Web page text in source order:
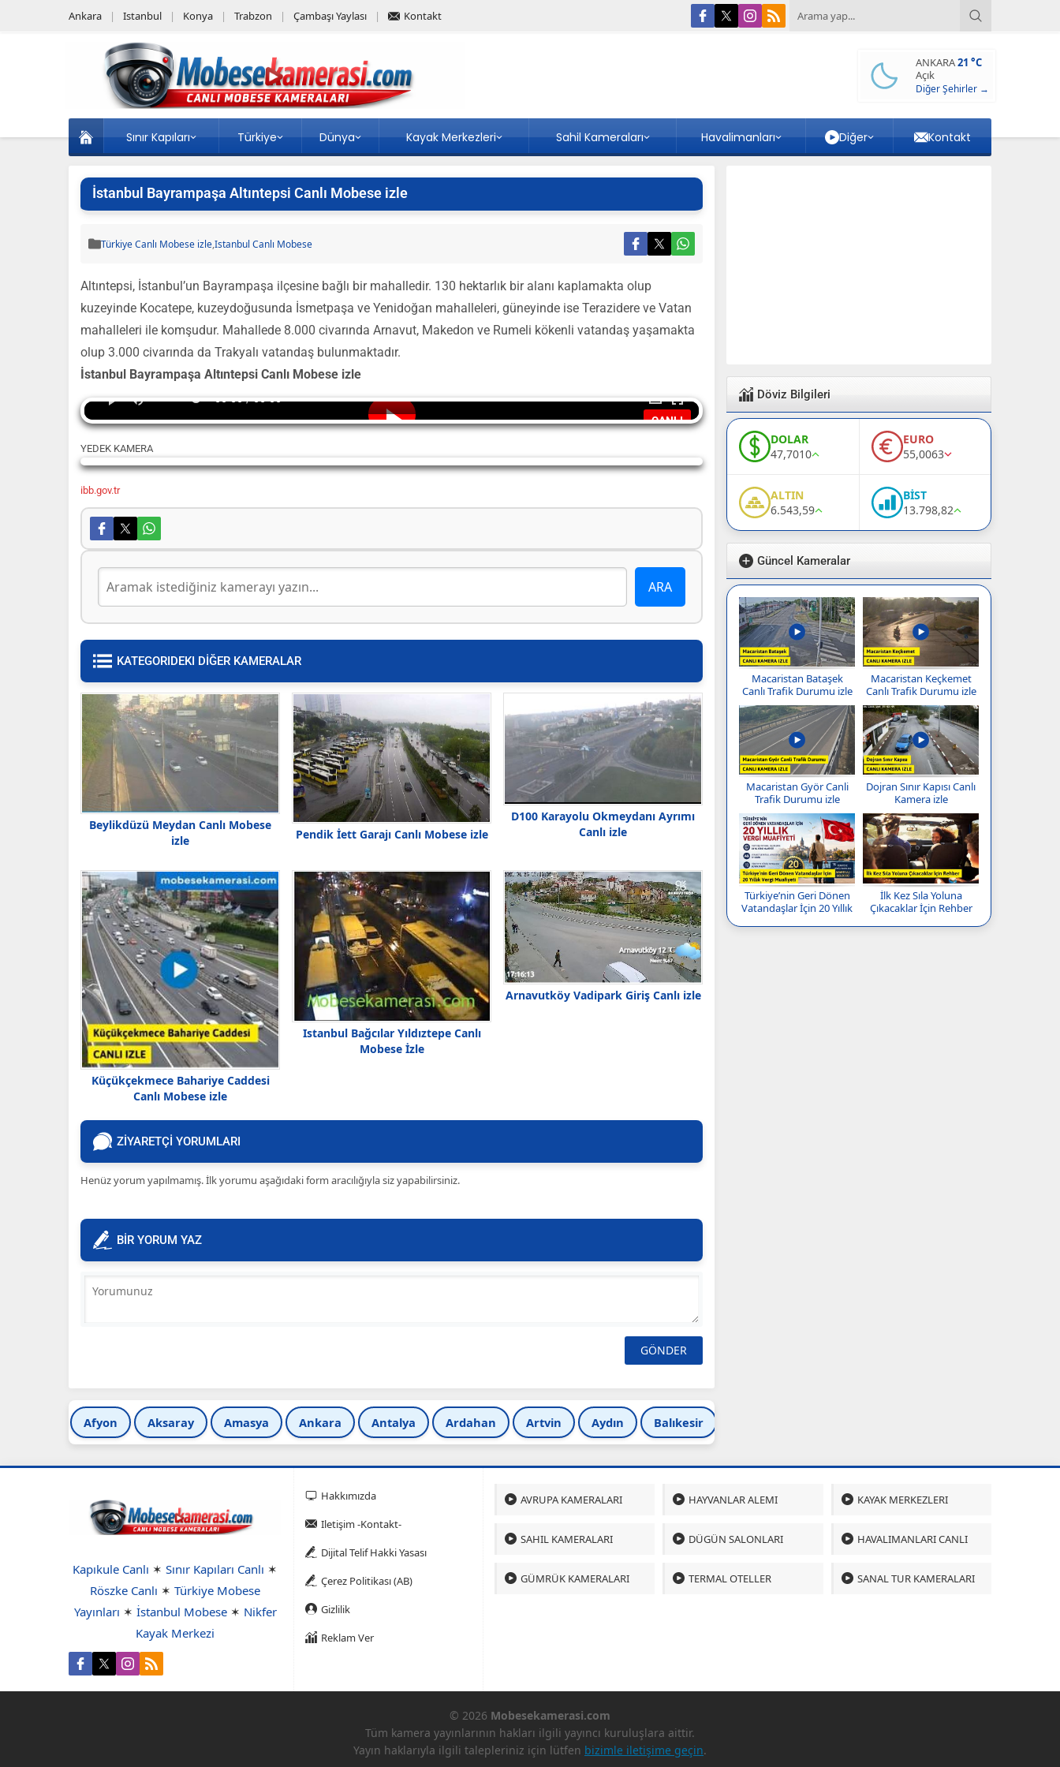
Ankara Istanbul Konya Trabzon Çambaşı Yaylası Kontakt
ANKARA21 °C
Açık
Diğer Şehirler →
Sınır Kapıları Türkiye Dünya Kayak Merkezleri Sahil Kameraları Havalimanları Diğer Kontakt
İstanbul Bayrampaşa Altıntepsi Canlı Mobese izle
Türkiye Canlı Mobese izle,Istanbul Canlı Mobese
Altıntepsi, İstanbul’un Bayrampaşa ilçesine bağlı bir mahalledir. 130 hektarlık bir alanı kaplamakta olup
kuzeyinde Kocatepe, kuzeydoğusunda İsmetpaşa ve Yenidoğan mahalleleri, güneyinde ise Terazidere ve Vatan
mahalleleri ile komşudur. Mahallede 8.000 civarında Arnavut, Makedon ve Rumeli kökenli vatandaş yaşamakta
olup 3.000 civarında da Trakyalı vatandaş bulunmaktadır.
İstanbul Bayrampaşa Altıntepsi Canlı Mobese izle
CANLI
00:00 / 00:00
YEDEK KAMERA
Yayın alınamadı
ibb.gov.tr
KATEGORIDEKI DİĞER KAMERALAR
Beylikdüzü Meydan Canlı Mobese
izle
Pendik İett Garajı Canlı Mobese izle
D100 Karayolu Okmeydanı Ayrımı
Canlı izle
Küçükçekmece Bahariye Caddesi
Canlı Mobese izle
Istanbul Bağcılar Yıldıztepe Canlı
Mobese İzle
Arnavutköy Vadipark Giriş Canlı izle
ZİYARETÇİ YORUMLARI
Henüz yorum yapılmamış. İlk yorumu aşağıdaki form aracılığıyla siz yapabilirsiniz.
BİR YORUM YAZ
Afyon Aksaray Amasya Ankara Antalya Ardahan Artvin Aydın Balıkesir
Döviz Bilgileri
DOLAR
47,7010
EURO
55,0063
ALTIN
6.543,59
BİST
13.798,82
Güncel Kameralar
Macaristan Bataşek
Canlı Trafik Durumu izle
Macaristan Keçkemet
Canlı Trafik Durumu izle
Macaristan Györ Canli
Trafik Durumu izle
Dojran Sınır Kapısı Canlı
Kamera izle
Türkiye’nin Geri Dönen
Vatandaşlar İçin 20 Yıllık
İlk Kez Sıla Yoluna
Çıkacaklar İçin Rehber
Kapıkule Canlı ✶ Sınır Kapıları Canlı ✶
Röszke Canlı ✶ Türkiye Mobese
Yayınları ✶ İstanbul Mobese✶ Nikfer
Kayak Merkezi
Hakkımızda
Iletişim -Kontakt-
Dijital Telif Hakki Yasası
Çerez Politikası (AB)
Gizlilik
Reklam Ver
AVRUPA KAMERALARI HAYVANLAR ALEMI KAYAK MERKEZLERI
SAHIL KAMERALARI DÜGÜN SALONLARI HAVALIMANLARI CANLI
GÜMRÜK KAMERALARI TERMAL OTELLER SANAL TUR KAMERALARI
© 2026 Mobesekamerasi.com
Tüm kamera yayınlarının hakları ilgili yayıncı kuruluşlara aittir.
Yayın haklarıyla ilgili talepleriniz için lütfen bizimle iletişime geçin.